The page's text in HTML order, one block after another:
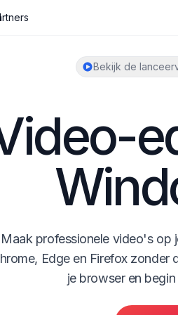
Bekijk de
Maak professionele video's op
Edge en Firefox
je browser en